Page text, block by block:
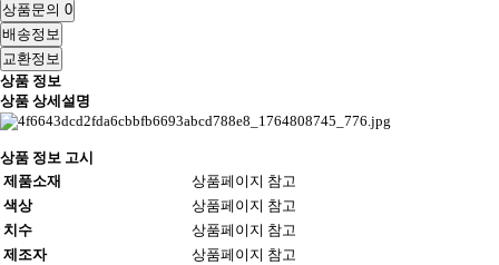
상품문의 0
배송정보
교환정보
상품 정보
상품 상세설명
상품 정보 고시
제품소재
상품페이지 참고
색상
상품페이지 참고
치수
상품페이지 참고
제조자
상품페이지 참고